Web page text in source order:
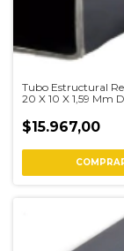
Tubo Estructural
20 X 10 X 1,59 Mm
$15.967,00